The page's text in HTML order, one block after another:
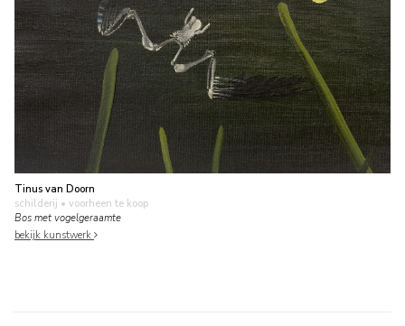
Tinus van Doorn
schilderij • voorheen te koop
Bos met vogelgeraamte
bekijk kunstwerk